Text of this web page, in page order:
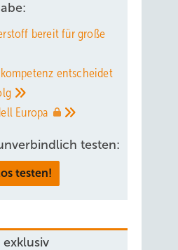
bereit für große
entscheidet
Europa
testen:
testen!
exklusiv